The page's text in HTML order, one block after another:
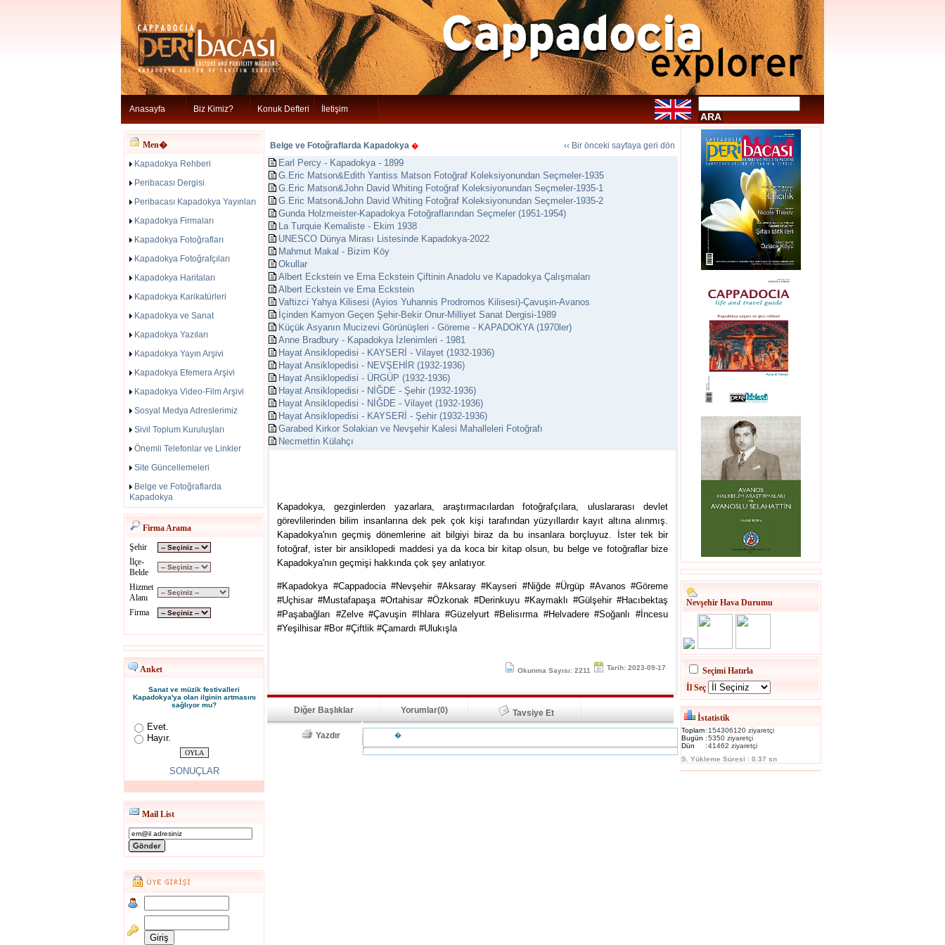
Anasayfa Biz Kimiz? Konuk Defteri İletişim
Men�
Kapadokya Rehberi
Peribacası Dergisi
Peribacası Kapadokya Yayınları
Kapadokya Firmaları
Kapadokya Fotoğrafları
Kapadokya Fotoğrafçıları
Kapadokya Haritaları
Kapadokya Karikatürleri
Kapadokya ve Sanat
Kapadokya Yazıları
Kapadokya Yayın Arşivi
Kapadokya Efemera Arşivi
Kapadokya Video-Film Arşivi
Sosyal Medya Adreslerimiz
Sivil Toplum Kuruluşları
Önemli Telefonlar ve Linkler
Site Güncellemeleri
Belge ve Fotoğraflarda
Kapadokya
Firma Arama
Şehir
İlçe-
Belde
Hizmet
Alanı
Firma
Anket
Sanat ve müzik festivalleri
Kapadokya'ya olan ilginin artmasını
sağlıyor mu?
Evet.
Hayır.
SONUÇLAR
Mail List
Belge ve Fotoğraflarda Kapadokya � ‹‹ Bir önceki sayfaya geri dön
Earl Percy - Kapadokya - 1899
G.Eric Matson&Edith Yantiss Matson Fotoğraf Koleksiyonundan Seçmeler-1935
G.Eric Matson&John David Whiting Fotoğraf Koleksiyonundan Seçmeler-1935-1
G.Eric Matson&John David Whiting Fotoğraf Koleksiyonundan Seçmeler-1935-2
Gunda Holzmeister-Kapadokya Fotoğraflarından Seçmeler (1951-1954)
La Turquie Kemaliste - Ekim 1938
UNESCO Dünya Mirası Listesinde Kapadokya-2022
Mahmut Makal - Bizim Köy
Okullar
Albert Eckstein ve Erna Eckstein Çiftinin Anadolu ve Kapadokya Çalışmaları
Albert Eckstein ve Erna Eckstein
Vaftizci Yahya Kilisesi (Ayios Yuhannis Prodromos Kilisesi)-Çavuşin-Avanos
İçinden Kamyon Geçen Şehir-Bekir Onur-Milliyet Sanat Dergisi-1989
Küçük Asyanın Mucizevi Görünüşleri - Göreme - KAPADOKYA (1970ler)
Anne Bradbury - Kapadokya İzlenimleri - 1981
Hayat Ansiklopedisi - KAYSERİ - Vilayet (1932-1936)
Hayat Ansiklopedisi - NEVŞEHİR (1932-1936)
Hayat Ansiklopedisi - ÜRGÜP (1932-1936)
Hayat Ansiklopedisi - NİĞDE - Şehir (1932-1936)
Hayat Ansiklopedisi - NİĞDE - Vilayet (1932-1936)
Hayat Ansiklopedisi - KAYSERİ - Şehir (1932-1936)
Garabed Kirkor Solakian ve Nevşehir Kalesi Mahalleleri Fotoğrafı
Necmettin Külahçı
Kapadokya, gezginlerden yazarlara, araştırmacılardan fotoğrafçılara, uluslararası devlet
görevlilerinden bilim insanlarına dek pek çok kişi tarafından yüzyıllardır kayıt altına alınmış.
Kapadokya'nın geçmiş dönemlerine ait bilgiyi biraz da bu insanlara borçluyuz. İster tek bir
fotoğraf, ister bir ansiklopedi maddesi ya da koca bir kitap olsun, bu belge ve fotoğraflar bize
Kapadokya'nın geçmişi hakkında çok şey anlatıyor.
#Kapadokya #Cappadocia #Nevşehir #Aksaray #Kayseri #Niğde #Ürgüp #Avanos #Göreme
#Uçhisar #Mustafapaşa #Ortahisar #Özkonak #Derinkuyu #Kaymaklı #Gülşehir #Hacıbektaş
#Paşabağları #Zelve #Çavuşin #Ihlara #Güzelyurt #Belisırma #Helvadere #Soğanlı #İncesu
#Yeşilhisar #Bor #Çiftlik #Çamardı #Ulukışla
Okunma Sayısı: 2211 Tarih: 2023-09-17
Diğer Başlıklar Yorumlar(0) Tavsiye Et
Yazdır �
Nevşehir Hava Durumu
Seçimi Hatırla
İl Seç
İstatistik
Toplam: 154306120 ziyaretçi
Bugün :5350 ziyaretçi
Dün
:41462 ziyaretçi
S. Yükleme Süresi : 0.37 sn